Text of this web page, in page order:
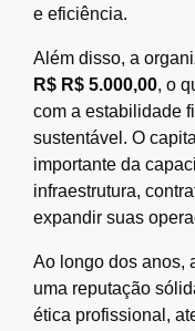
e eficiência.
Além disso, a
R$ R$ 5.000,00, o
com a estabilidade
sustentável. O
importante da
infraestrutura,
expandir suas
Ao longo dos anos,
uma reputação
ética profissional,